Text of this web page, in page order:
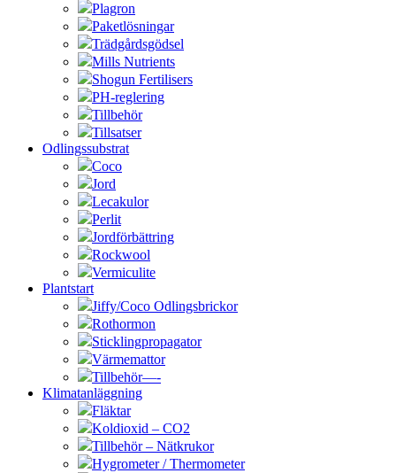
Plagron
Paketlösningar
Trädgårdsgödsel
Mills Nutrients
Shogun Fertilisers
PH-reglering
Tillbehör
Tillsatser
Odlingssubstrat
Coco
Jord
Lecakulor
Perlit
Jordförbättring
Rockwool
Vermiculite
Plantstart
Jiffy/Coco Odlingsbrickor
Rothormon
Sticklingpropagator
Värmemattor
Tillbehör—-
Klimatanläggning
Fläktar
Koldioxid – CO2
Tillbehör – Nätkrukor
Hygrometer / Thermometer